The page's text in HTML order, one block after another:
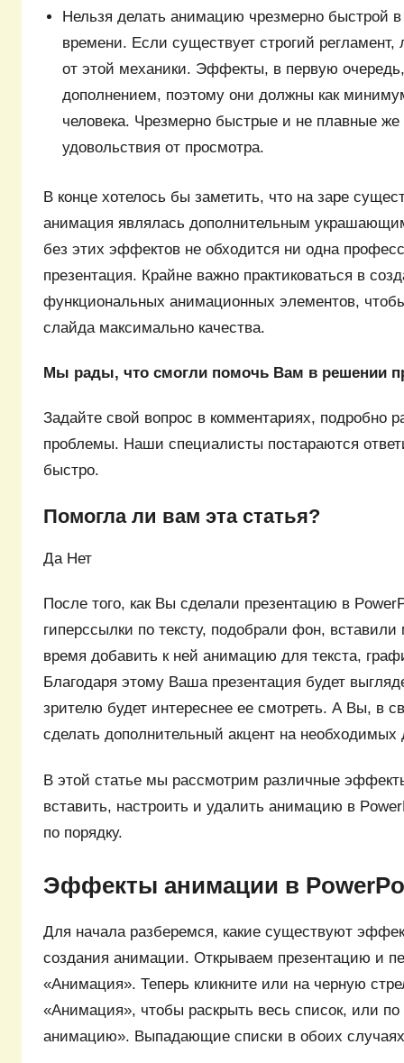
Нельзя делать анимацию чрезмерно быстрой
времени. Если существует строгий регламент,
от этой механики. Эффекты, в первую
дополнением, поэтому они должны как
человека. Чрезмерно быстрые и не плавные
удовольствия от просмотра.
В конце хотелось бы заметить, что на заре
анимация являлась дополнительным
без этих эффектов не обходится ни одна
презентация. Крайне важно практиковаться в
функциональных анимационных элементов,
слайда максимально качества.
Мы рады, что смогли помочь Вам в решении
Задайте свой вопрос в комментариях, подробно
проблемы. Наши специалисты постараются
быстро.
Помогла ли вам эта статья?
Да Нет
После того, как Вы сделали презентацию в
гиперссылки по тексту, подобрали фон,
время добавить к ней анимацию для текста,
Благодаря этому Ваша презентация будет
зрителю будет интереснее ее смотреть. А Вы, в
сделать дополнительный акцент на необходимых
В этой статье мы рассмотрим различные
вставить, настроить и удалить анимацию в
по порядку.
Эффекты анимации в
Для начала разберемся, какие существуют
создания анимации. Открываем презентацию и
«Анимация». Теперь кликните или на черную
«Анимация», чтобы раскрыть весь список, или по
анимацию». Выпадающие списки в обоих